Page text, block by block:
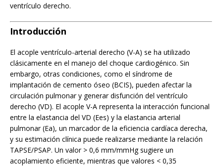
ventrículo derecho.
Introducción
El acople ventrículo-arterial derecho (V-A) se ha utilizado
clásicamente en el manejo del choque cardiogénico. Sin
embargo, otras condiciones, como el síndrome de
implantación de cemento óseo (BCIS), pueden afectar la
circulación pulmonar y generar disfunción del ventrículo
derecho (VD). El acople V-A representa la interacción funcional
entre la elastancia del VD (Ees) y la elastancia arterial
pulmonar (Ea), un marcador de la eficiencia cardíaca derecha,
y su estimación clínica puede realizarse mediante la relación
TAPSE/PSAP. Un valor > 0,6 mm/mmHg sugiere un
acoplamiento eficiente, mientras que valores < 0,35